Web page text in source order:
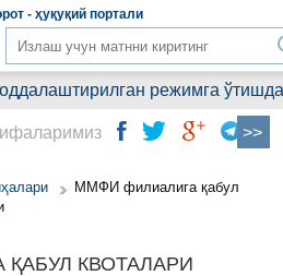
- ҳуқуқий портали
режимга ўтишда
ММФИ филиалига қабул
КВОТАЛАРИ